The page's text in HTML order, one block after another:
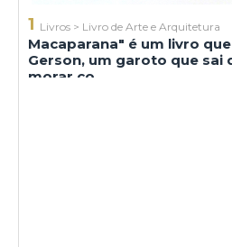
1 Livros > Livro de Arte e Arquitetura
Macaparana" é um livro
Gerson, um garoto que sai
morar co